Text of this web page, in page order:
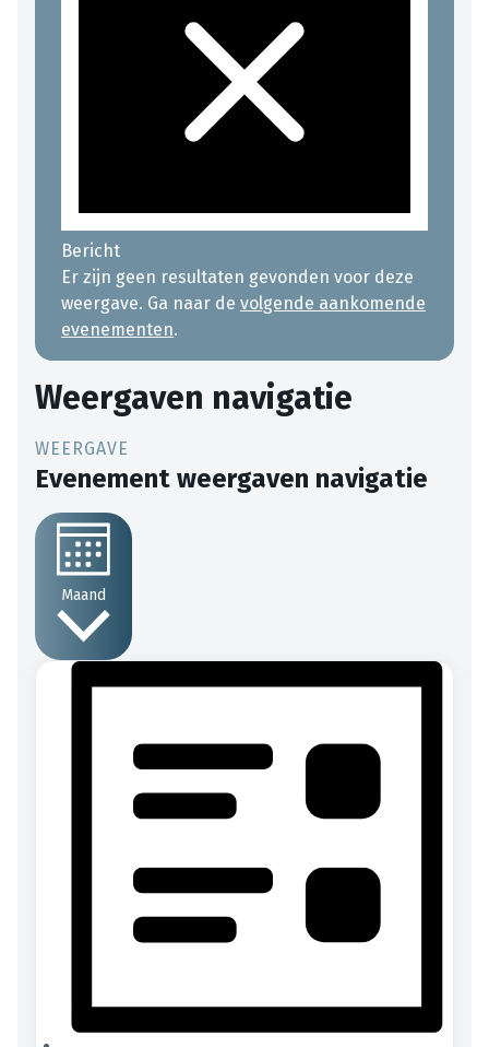
Bericht
Er zijn geen resultaten gevonden voor deze
weergave. Ga naar de volgende aankomende
evenementen.
Weergaven navigatie
Evenement weergaven navigatie
Maand